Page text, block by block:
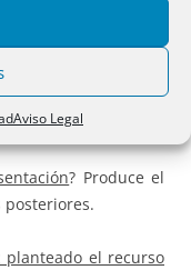
Aviso Legal
volver a presentarel
el asiento de
nueva calificación,
? Produce el
planteado el recurso